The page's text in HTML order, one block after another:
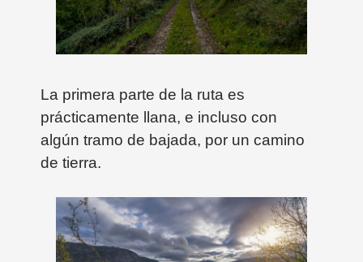
La primera parte de la ruta es
prácticamente llana, e incluso con
algún tramo de bajada, por un camino
de tierra.